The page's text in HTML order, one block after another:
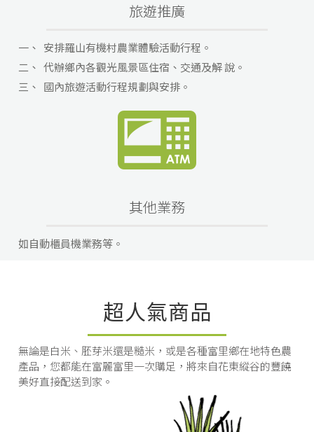
旅遊推廣
一、 安排羅山有機村農業體驗活動行程。
二、 代辦鄉內各觀光風景區住宿、交通及解 說。
三、 國內旅遊活動行程規劃與安排。
其他業務
如自動櫃員機業務等。
超人氣商品
無論是白米、胚芽米還是糙米，或是各種富里鄉在地特色農
產品，您都能在富麗富里一次購足，將來自花東縱谷的豐饒
美好直接配送到家。